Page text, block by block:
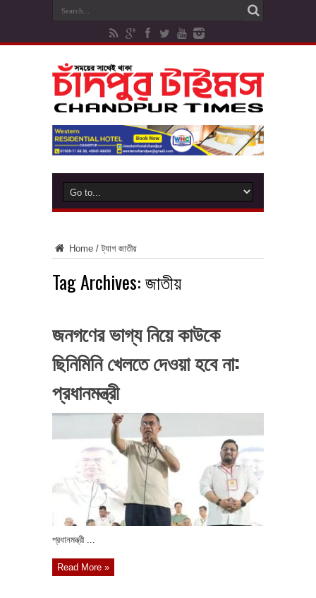
Home / ট্যাগ জাতীয়
Tag Archives:জাতীয়
জনগণের ভাগ্য নিয়ে কাউকে
ছিনিমিনি খেলতে দেওয়া হবে না:
প্রধানমন্ত্রী
প্রধানমন্ত্রী ...
Read More »